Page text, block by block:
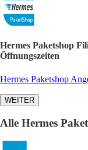
Hermes Paketshop
Öffnungszeiten
Hermes Paketshop
WEITER
Alle Hermes